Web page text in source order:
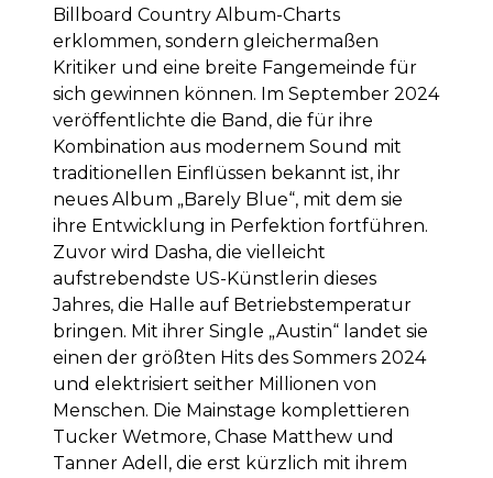
Billboard Country Album-Charts
erklommen, sondern gleichermaßen
Kritiker und eine breite Fangemeinde für
sich gewinnen können. Im September 2024
veröffentlichte die Band, die für ihre
Kombination aus modernem Sound mit
traditionellen Einflüssen bekannt ist, ihr
neues Album „Barely Blue“, mit dem sie
ihre Entwicklung in Perfektion fortführen.
Zuvor wird Dasha, die vielleicht
aufstrebendste US-Künstlerin dieses
Jahres, die Halle auf Betriebstemperatur
bringen. Mit ihrer Single „Austin“ landet sie
einen der größten Hits des Sommers 2024
und elektrisiert seither Millionen von
Menschen. Die Mainstage komplettieren
Tucker Wetmore, Chase Matthew und
Tanner Adell, die erst kürzlich mit ihrem